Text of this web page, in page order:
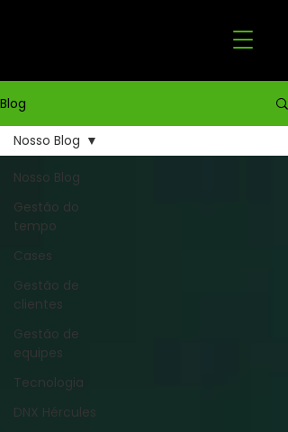
Blog
Nosso Blog
Gestão do
tempo
Cases
Gestão de
clientes
Gestão de
equipes
Tecnologia
DNX Hércules
Nosso Blog